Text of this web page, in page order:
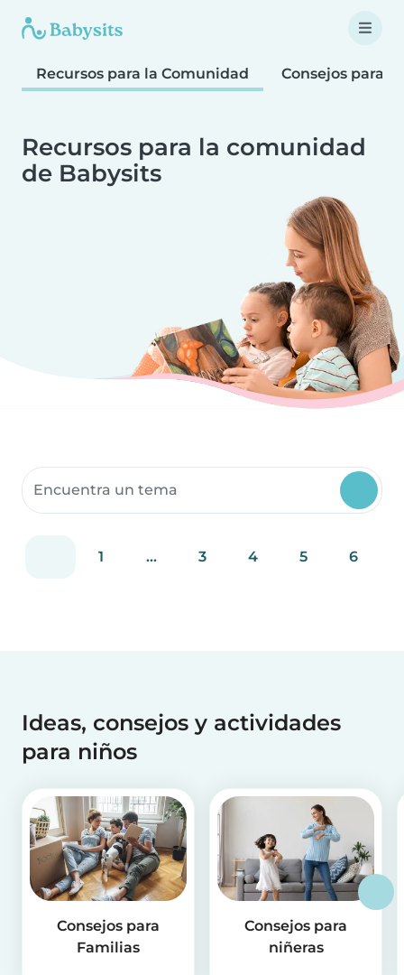
Recursos para la Comunidad Consejos para
Recursos para la comunidad
de Babysits
Buscar recursos para la comunidad
1 ... 3 4 5 6
Ideas, consejos y actividades
para niños
Consejos para
Familias
Consejos para
niñeras